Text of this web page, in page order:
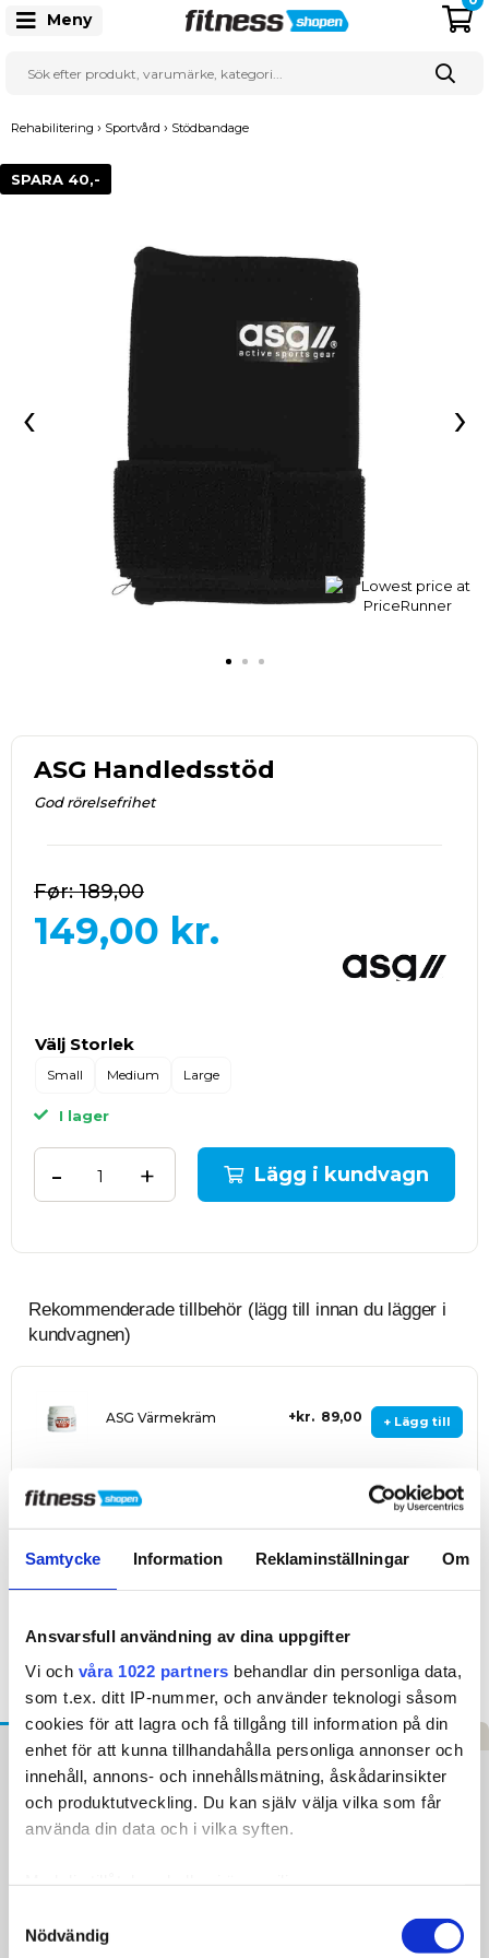
Samtycke Information Reklaminställningar Om
Ansvarsfull användning av dina uppgifter
Vi och våra 1022 partners behandlar din personliga data,
som t.ex. ditt IP-nummer, och använder teknologi såsom
cookies för att lagra och få tillgång till information på din
enhet för att kunna tillhandahålla personliga annonser och
innehåll, annons- och innehållsmätning, åskådarinsikter
och produktutveckling. Du kan själv välja vilka som får
använda din data och i vilka syften.
kan ha en noggrannhet på upp till flera meter
Nödvändig
Meny
Rehabilitering › Sportvård › Stödbandage
SPARA 40,-
‹ ›
ASG Handledsstöd
God rörelsefrihet
189,00
149,00 kr.
Välj Storlek
Small Medium Large
I lager
+
- Lägg i kundvagn
Rekommenderade tillbehör (lägg till innan du lägger i
kundvagnen)
+ Lägg till
ASG Värmekräm kr. 89,00
Billig frakt
Hög kundnöjdhet
Specifikationer Recensioner
ASG Handledsstöd
Förbättra din träning och stöd din handled med detta premium
den en kombination av komfort och stöd perfekt för allt från
Produktfördelar: